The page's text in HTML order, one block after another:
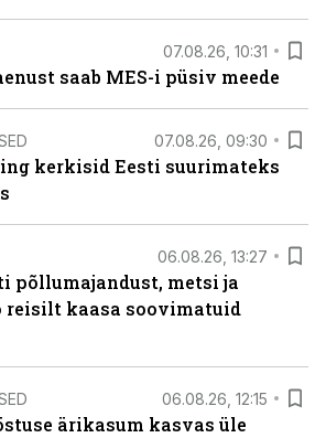
07.08.26, 10:31
saab MES-i püsiv meede
07.08.26, 09:30
kerkisid Eesti suurimateks
06.08.26, 13:27
põllumajandust, metsi ja
reisilt kaasa soovimatuid
06.08.26, 12:15
ärikasum kasvas üle